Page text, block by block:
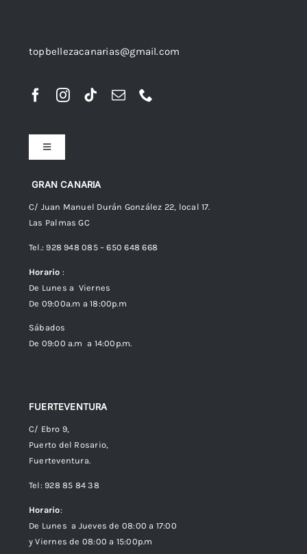
topbellezacanarias@gmail.com
GRAN CANARIA
C/ Juan Manuel Durán González 22, local 17.
Las Palmas GC
Tel.: 928 948 085 – 650 648 668
Horario :
De Lunes a Viernes
De 09:00a.m a 18:00p.m
Sábados
De 09:00 a.m a 14:00p.m.
FUERTEVENTURA
C/ Ebro 9,
Puerto del Rosario,
Fuerteventura.
Tel: 928 85 84 38
Horario:
De Lunes a Jueves de 08:00 a 17:00
y Viernes de 08:00 a 15:00p.m
Toggle
Navigation
Preguntas frecuentes
Envíos
Política de Privacidad